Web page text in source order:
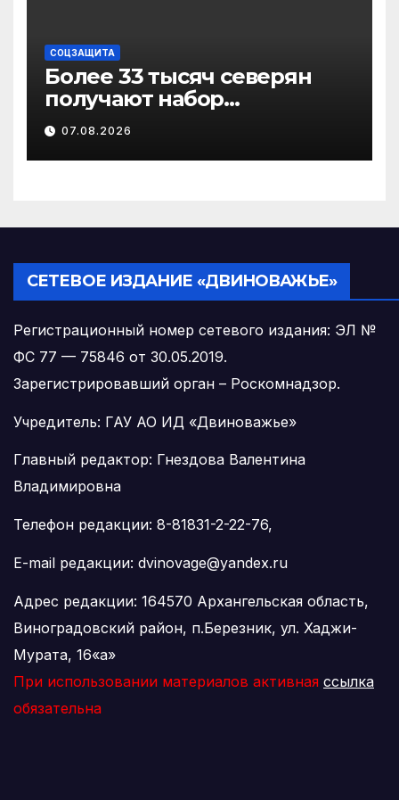
СОЦЗАЩИТА
Более 33 тысяч северян
получают набор
социальных услуг в виде
льгот
07.08.2026
СЕТЕВОЕ ИЗДАНИЕ «ДВИНОВАЖЬЕ»
Регистрационный номер сетевого издания: ЭЛ №
ФС 77 — 75846 от 30.05.2019.
Зарегистрировавший орган – Роскомнадзор.
Учредитель: ГАУ АО ИД «Двиноважье»
Главный редактор: Гнездова Валентина
Владимировна
Телефон редакции: 8-81831-2-22-76,
E-mail редакции: dvinovage@yandex.ru
Адрес редакции: 164570 Архангельская область,
Виноградовский район, п.Березник, ул. Хаджи-
Мурата, 16«а»
При использовании материалов активная ссылка
обязательна